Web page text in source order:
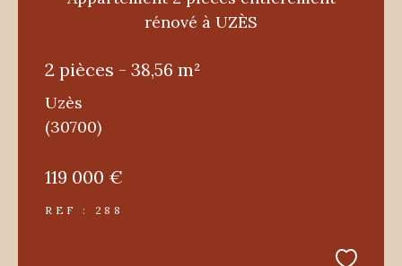
rénové à UZÈS
2 pièces - 38,56 m²
Uzès
(30700)
119 000 €
REF : 288